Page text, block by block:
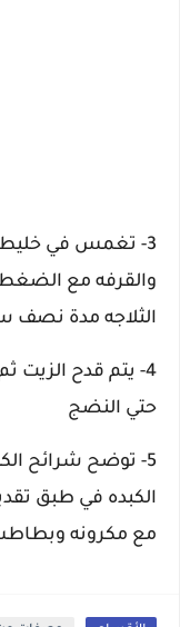
3- تغمس في خليط
والقرفه مع
الثلاجه مدة نصف
4- يتم قدح الزيت
حتي النضج
5- توضح شرائح
الكبده في طبق
مع مكرونه